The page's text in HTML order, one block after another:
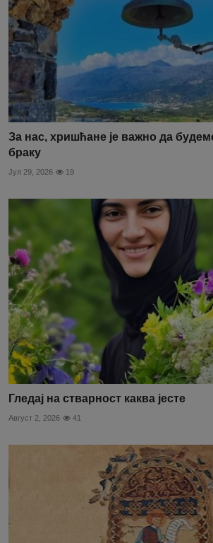
За нас, хришћане је важно да
браку
Јул 29, 2026 19
Гледај на стварност каква јесте
Август 2, 2026 41